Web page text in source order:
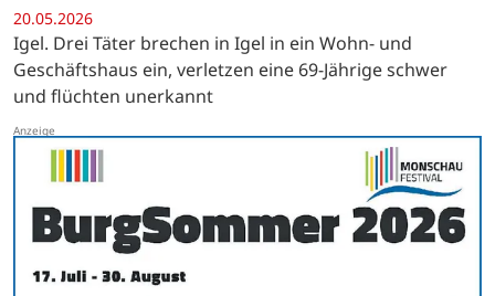
20.05.2026
Igel. Drei Täter brechen in Igel in ein Wohn- und
Geschäftshaus ein, verletzen eine 69-Jährige schwer
und flüchten unerkannt